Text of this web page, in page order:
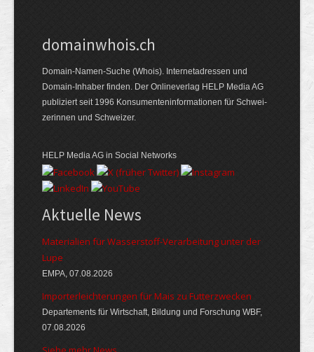
domainwhois.ch
Domain-Namen-Suche (Whois). Internet­adressen und
Domain-Inhaber finden. Der Online­verlag HELP Media AG
publiziert seit 1996 Konsumenten­informationen für Schwei­
zerinnen und Schweizer.
HELP Media AG in Social Networks
Aktuelle News
Materialien für Wasserstoff-Verarbeitung unter der
Lupe
EMPA, 07.08.2026
Importerleichterungen für Mais zu Futterzwecken
Departements für Wirtschaft, Bildung und Forschung WBF,
07.08.2026